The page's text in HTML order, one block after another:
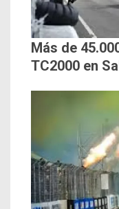
Más de
TC2000 en